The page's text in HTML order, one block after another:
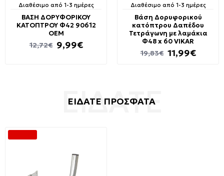
Διαθέσιμο από 1-3 ημέρες
ΒΑΣΗ ΔΟΡΥΦΟΡΙΚΟΥ
ΚΑΤΟΠΤΡΟΥ Φ42 90612
ΟΕΜ
9,99€
12,72€
Διαθέσιμο από 1-3 ημέρες
Βάση Δορυφορικού
κατόπτρου Δαπέδου
Τετράγωνη με λαμάκια
Φ48 x 60 VIKAR
11,99€
19,83€
ΕΙΔΑΤΕ ΠΡΟΣΦΑΤΑ